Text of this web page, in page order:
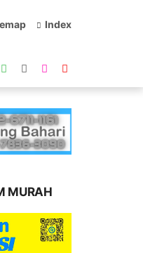
Index
MURAH